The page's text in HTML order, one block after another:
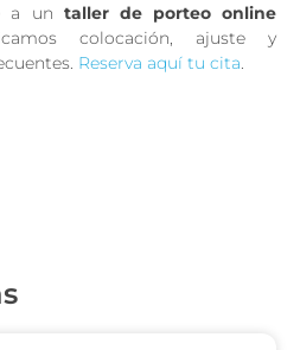
a un taller de porteo online
colocación, ajuste y
Reserva aquí tu cita